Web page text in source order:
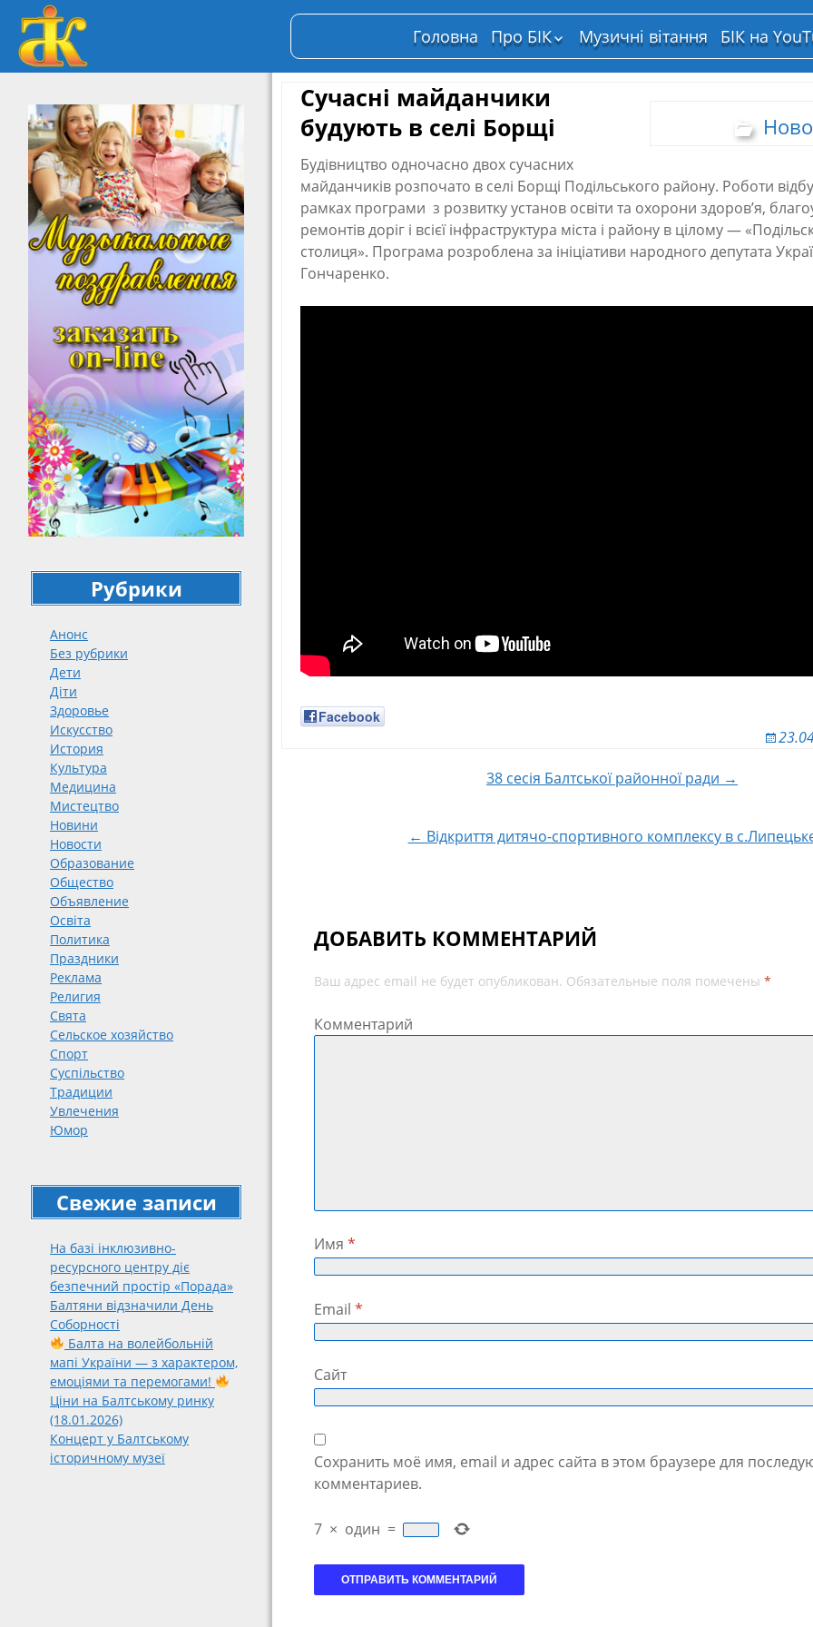
Головна
Про БІК
Структура власності
Музичні вітання БІК на
Рубрики
Анонс
Без рубрики
Дети
Діти
Здоровье
Искусство
История
Культура
Медицина
Мистецтво
Новини
Новости
Образование
Общество
Объявление
Освіта
Политика
Праздники
Реклама
Религия
Свята
Сельское хозяйство
Спорт
Суспільство
Традиции
Увлечения
Юмор
Свежие записи
На базі інклюзивно-
ресурсного центру діє
безпечний простір «Порада»
Балтяни відзначили День
Соборності
Балта на волейбольній
мапі України — з характером,
емоціями та перемогами!
Ціни на Балтському ринку
(18.01.2026)
Концерт у Балтському
історичному музеї
Сучасні майданчики
будують в селі Борщі
Будівництво одночасно двох сучасних
майданчиків розпочато в селі Борщі Подільського району. Роботи
рамках програми з розвитку установ освіти та охорони здоров’я,
ремонтів доріг і всієї інфраструктура міста і району в цілому —
столиця». Програма розроблена за ініціативи народного депутата
Гончаренко.
Facebook
Навигация по записям38 сесія Балтської районної ради →
← Відкриття дитячо-спортивного комплексу в
ДОБАВИТЬ КОММЕНТАРИЙ
Ваш адрес email не будет опубликован. Обязательные поля помечены*
Комментарий
Имя*
Email*
Сайт
Сохранить моё имя, email и адрес сайта в этом браузере для
комментариев.
7 × один =